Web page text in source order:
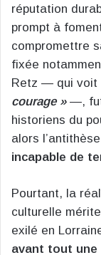
réputation
prompt à
compromettre
fixée
Retz — qui voit
courage »—, fut
historiens du
alors
incapable de
Pourtant, la
culturelle
exilé en
avant tout une